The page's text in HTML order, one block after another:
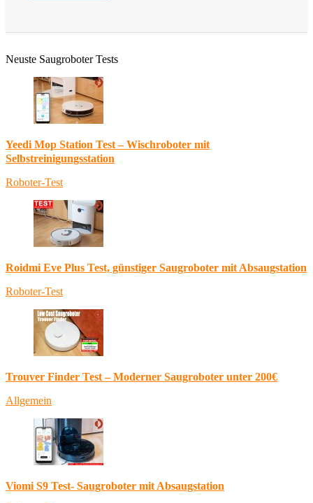
Neuste Saugroboter Tests
Yeedi Mop Station Test – Wischroboter mit
Selbstreinigungsstation
Roboter-Test
Roidmi Eve Plus Test, günstiger Saugroboter mit Absaugstation
Roboter-Test
Trouver Finder Test – Moderner Saugroboter unter 200€
Allgemein
Viomi S9 Test- Saugroboter mit Absaugstation